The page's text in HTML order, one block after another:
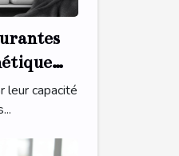
leur capacité